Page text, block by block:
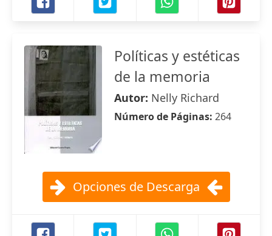
Políticas y estéticas
de la memoria
Autor: Nelly Richard
Número de Páginas: 264
Opciones de Descarga